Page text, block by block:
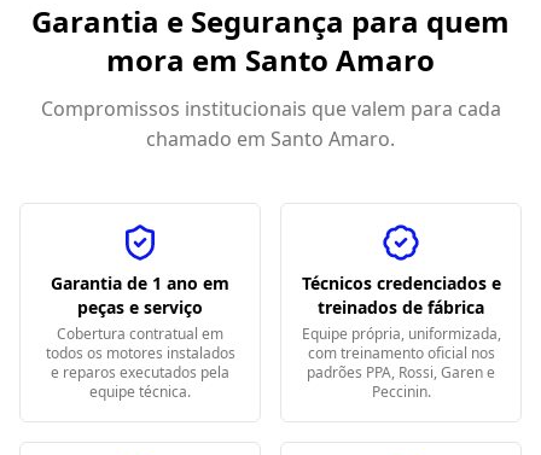
Garantia e Segurança para quem
mora em Santo Amaro
Compromissos institucionais que valem para cada
chamado em Santo Amaro.
Garantia de 1 ano em
peças e serviço
Cobertura contratual em
todos os motores instalados
e reparos executados pela
equipe técnica.
Técnicos credenciados e
treinados de fábrica
Equipe própria, uniformizada,
com treinamento oficial nos
padrões PPA, Rossi, Garen e
Peccinin.